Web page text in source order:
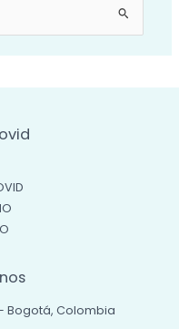
Bogotá, Colombia